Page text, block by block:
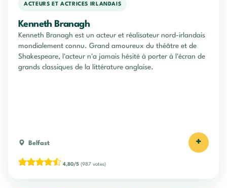
ACTEURS ET ACTRICES IRLANDAIS
Kenneth Branagh
Kenneth Branagh est un acteur et réalisateur nord-irlandais
mondialement connu. Grand amoureux du théâtre et de
Shakespeare, l'acteur n'a jamais hésité à porter à l'écran de
grands classiques de la littérature anglaise.
Belfast +
4,80/5 (987 votes)